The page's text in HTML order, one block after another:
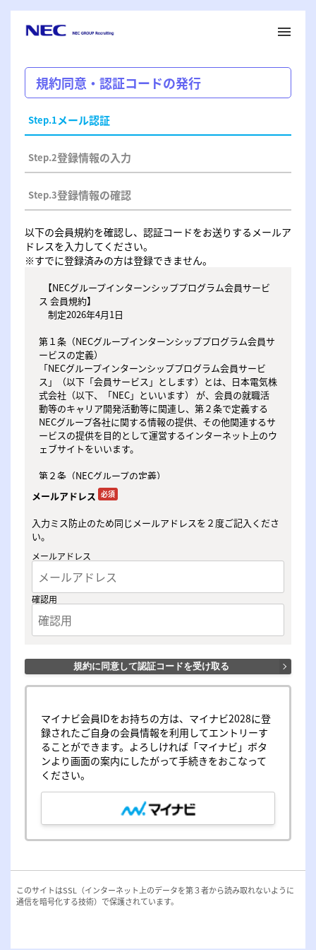
コ
ン
テ
menu
規約同意・認証コードの発行
Step.1メール認証
Step.2登録情報の入力
Step.3登録情報の確認
以下の会員規約を確認し、認証コードをお送りするメールア
ドレスを入力してください。
※すでに登録済みの方は登録できません。
ス 会員規約】
制定2026年4月1日
第１条（NECグループインターンシッププログラム会員サ
ービスの定義）
「NECグループインターンシッププログラム会員サービ
ス」（以下「会員サービス」とします）とは、日本電気株
式会社（以下、「NEC」といいます） が、会員の就職活
動等のキャリア開発活動等に関連し、第２条で定義する
NECグループ各社に関する情報の提供、その他関連するサ
ービスの提供を目的として運営するインターネット上のウ
ェブサイトをいいます。
第２条（NECグループの定義）
本規約および会員制ホームページ内におけるNECグループ
とは下記の8社と定義します。
NEC、NECソリューションイノベータ株式会社、日本電気
通信システム株式会社、NECプラットフォームズ株式会
社、日本電気航空宇宙システム株式会社、NECネットワー
ク・センサ株式会社、NECフィールディング株式会社、
第３条（会員）
を行う者であって、本規約の内容に同意の上で、NECが定
める入会方法によって「会員制ホームページ」利用を申し
2．会員は、入会の時点で本規約の内容を承諾しているも
のとみなします。
3．会員は自らの意志及び責任で「会員制ホームページ」
す。
第４条（会員番号）
1．会員は、NECにより会員番号を付与されたら速やか
に、パスワードを登録するものとします。
2．会員は、会員番号およびパスワードを第三者に開示、
譲渡もしくは貸与してはなりません。
3．会員番号および自ら登録したパスワードの管理および
使用は、会員の責任にて行なうものとし、これらの使用上
の過誤または第三者による不正使用等については、NECは
「会員制ホームページ」の開設期間は、2026年4月1日～
2028年2月28日（予定）とします。
「会員制ホームページ」会員は、「会員制ホームページ」
メールアドレス 必須
入力ミス防止のため同じメールアドレスを２度ご記入くださ
い。
メールアドレス
確認用
規約に同意して認証コードを受け取る
マイナビ会員IDをお持ちの方は、マイナビ2028に登
録されたご自身の会員情報を利用してエントリーす
ることができます。よろしければ「マイナビ」ボタ
ンより画面の案内にしたがって手続きをおこなって
ください。
このサイトはSSL（インターネット上のデータを第３者から読み取れないように
通信を暗号化する技術）で保護されています。